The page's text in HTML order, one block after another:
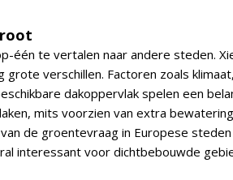
één te vertalen naar andere steden.
verschillen. Factoren zoals klimaat,
dakoppervlak spelen een
mits voorzien van extra
de groentevraag in Europese steden
interessant voor dichtbebouwde